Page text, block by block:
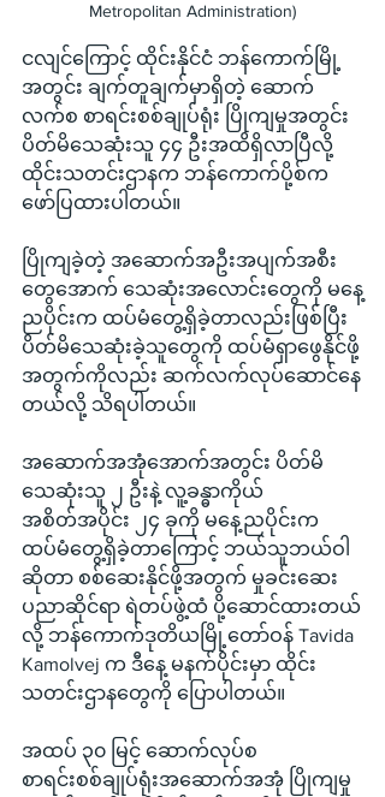
Metropolitan Administration)
ငလျင်ကြောင့် ထိုင်းနိုင်ငံ ဘန်ကောက်မြို့
အတွင်း ချက်တူချက်မှာရှိတဲ့ ဆောက်
လက်စ စာရင်းစစ်ချုပ်ရုံး ပြိုကျမှုအတွင်း
ပိတ်မိသေဆုံးသူ ၄၄ ဦးအထိရှိလာပြီလို့
ထိုင်းသတင်းဌာနက ဘန်ကောက်ပို့စ်က
ဖော်ပြထားပါတယ်။
ပြိုကျခဲ့တဲ့ အဆောက်အဦးအပျက်အစီး
တွေအောက် သေဆုံးအလောင်းတွေကို မနေ့
ညပိုင်းက ထပ်မံတွေ့ရှိခဲ့တာလည်းဖြစ်ပြီး
ပိတ်မိသေဆုံးခဲ့သူတွေကို ထပ်မံရှာဖွေနိုင်ဖို့
အတွက်ကိုလည်း ဆက်လက်လုပ်ဆောင်နေ
တယ်လို့ သိရပါတယ်။
အဆောက်အအုံအောက်အတွင်း ပိတ်မိ
သေဆုံးသူ ၂ ဦးနဲ့ လူ့ခန္ဓာကိုယ်
အစိတ်အပိုင်း ၂၄ ခုကို မနေ့ညပိုင်းက
ထပ်မံတွေ့ရှိခဲ့တာကြောင့် ဘယ်သူဘယ်ဝါ
ဆိုတာ စစ်ဆေးနိုင်ဖို့အတွက် မှုခင်းဆေး
ပညာဆိုင်ရာ ရဲတပ်ဖွဲ့ထံ ပို့ဆောင်ထားတယ်
လို့ ဘန်ကောက်ဒုတိယမြို့တော်ဝန် Tavida
Kamolvej က ဒီနေ့ မနက်ပိုင်းမှာ ထိုင်း
သတင်းဌာနတွေကို ပြောပါတယ်။
အထပ် ၃၀ မြင့် ဆောက်လုပ်စ
စာရင်းစစ်ချုပ်ရုံးအဆောက်အအုံ ပြိုကျမှု